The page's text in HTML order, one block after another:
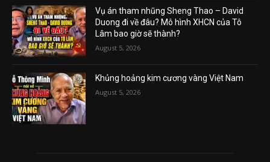
Vụ án tham nhũng Sheng Thao – David
Duong đi về đâu? Mô hình XHCN của Tô
Lâm bao giờ sẽ thành?
August 5, 2026
Khủng hoảng kim cương vàng Việt Nam
August 5, 2026